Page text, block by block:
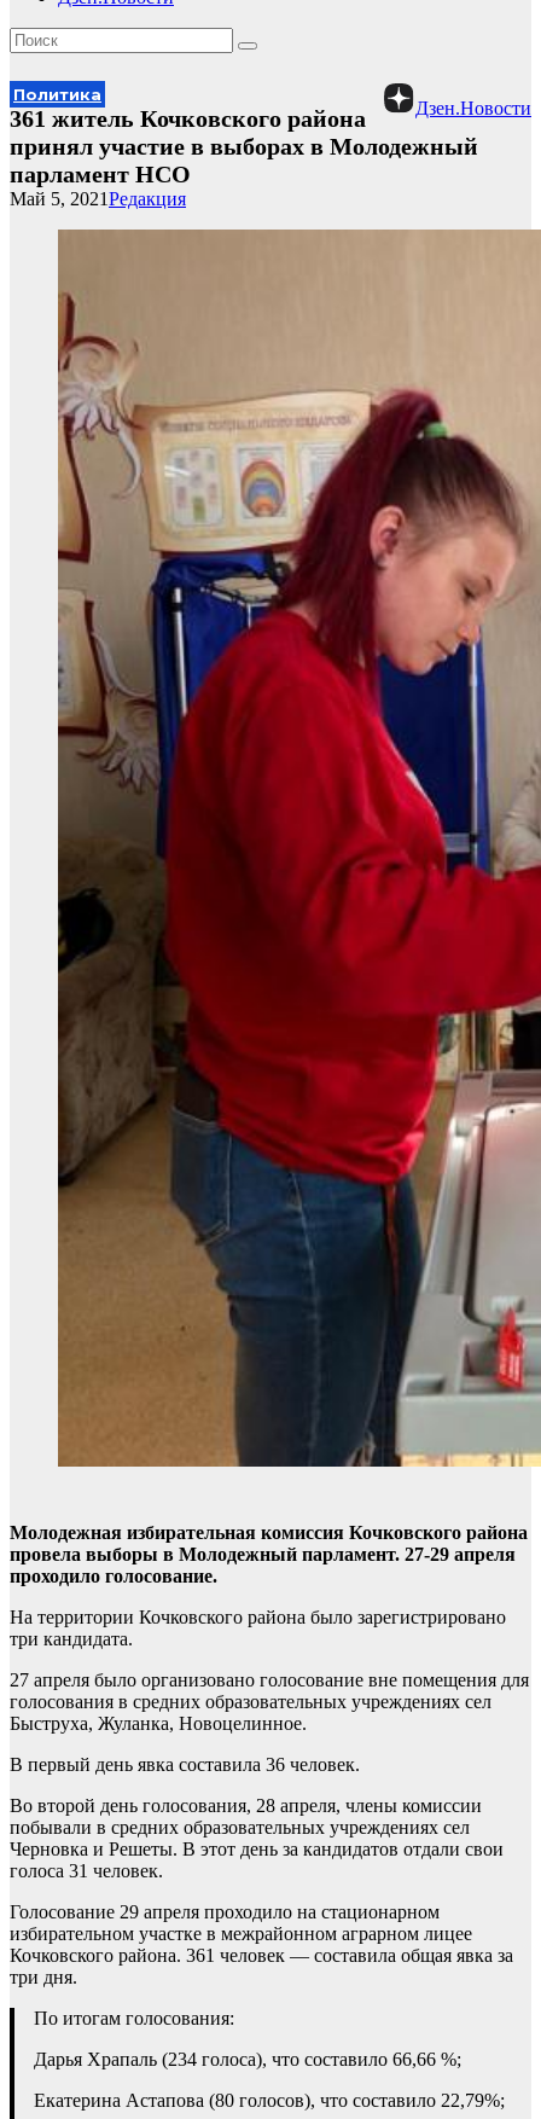
Дзен.Новости
Политика
361 житель Кочковского района
принял участие в выборах в Молодежный
парламент НСО
Редакция
Май 5, 2021
Молодежная избирательная комиссия Кочковского района
провела выборы в Молодежный парламент. 27-29 апреля
проходило голосование.
На территории Кочковского района было зарегистрировано
три кандидата.
27 апреля было организовано голосование вне помещения для
голосования в средних образовательных учреждениях сел
Быструха, Жуланка, Новоцелинное.
В первый день явка составила 36 человек.
Во второй день голосования, 28 апреля, члены комиссии
побывали в средних образовательных учреждениях сел
Черновка и Решеты. В этот день за кандидатов отдали свои
голоса 31 человек.
Голосование 29 апреля проходило на стационарном
избирательном участке в межрайонном аграрном лицее
Кочковского района. 361 человек — составила общая явка за
три дня.
По итогам голосования:
Дарья Храпаль (234 голоса), что составило 66,66 %;
Екатерина Астапова (80 голосов), что составило 22,79%;